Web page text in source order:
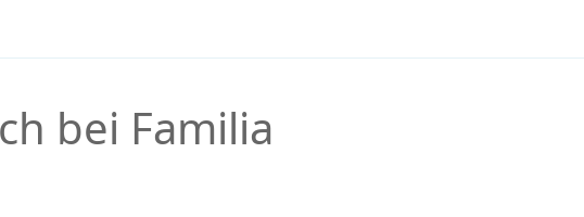
bei Familia